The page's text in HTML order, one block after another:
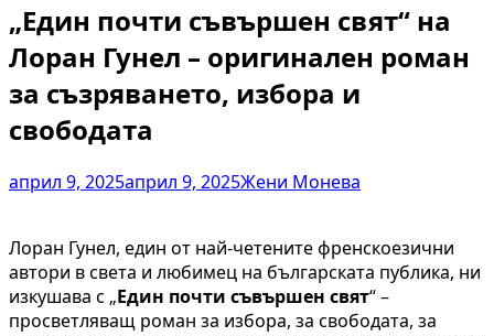
„Един почти съвършен свят“ на
Лоран Гунел – оригинален роман
за съзряването, избора и
свободата
април 9, 2025април 9, 2025Жени Монева
Лоран Гунел, един от най-четените френскоезични
автори в света и любимец на българската публика, ни
изкушава с „Един почти съвършен свят“–
просветляващ роман за избора, за свободата, за